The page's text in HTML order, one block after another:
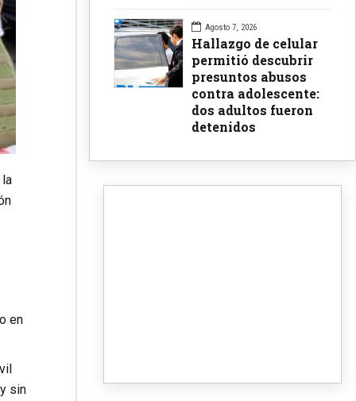
en
sin
Agosto 7, 2026
Hallazgo de celular
permitió descubrir
presuntos abusos
contra adolescente:
dos adultos fueron
detenidos